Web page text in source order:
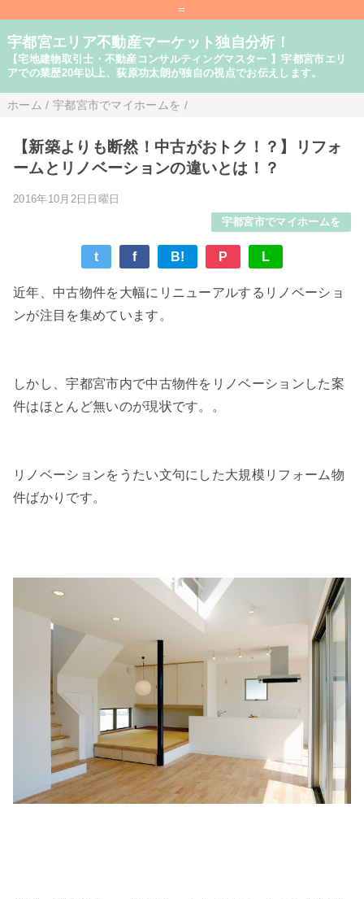
=
宇都宮エリア不動産マーケット独自分析！
【宅地建物取引士・不動産コンサルティングマスター 】宇都宮市エリ
アでの業歴20年以上、荻原功太朗が独自の視点でお伝えします。
ホーム / 宇都宮市でマイホームを /
【新築よりも断然！中古がおトク！？】リフォ
ームとリノベーションの違いとは！？
2016年10月2日日曜日
宇都宮市でマイホームを
t f B! P L
近年、中古物件を大幅にリニューアルするリノベーショ
ンが注目を集めています。
しかし、宇都宮市内で中古物件をリノベーションした案
件はほとんど無いのが現状です。。
リノベーションをうたい文句にした大規模リフォーム物
件ばかりです。